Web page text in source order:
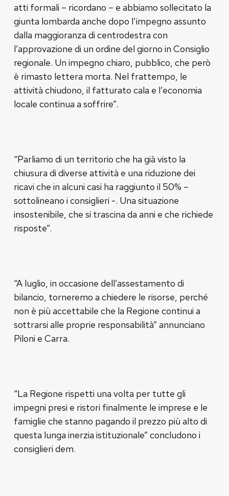
atti formali – ricordano – e abbiamo sollecitato la
giunta lombarda anche dopo l’impegno assunto
dalla maggioranza di centrodestra con
l’approvazione di un ordine del giorno in Consiglio
regionale. Un impegno chiaro, pubblico, che però
è rimasto lettera morta. Nel frattempo, le
attività chiudono, il fatturato cala e l’economia
locale continua a soffrire”.
“Parliamo di un territorio che ha già visto la
chiusura di diverse attività e una riduzione dei
ricavi che in alcuni casi ha raggiunto il 50% –
sottolineano i consiglieri -. Una situazione
insostenibile, che si trascina da anni e che richiede
risposte”.
“A luglio, in occasione dell’assestamento di
bilancio, torneremo a chiedere le risorse, perché
non è più accettabile che la Regione continui a
sottrarsi alle proprie responsabilità” annunciano
Piloni e Carra.
“La Regione rispetti una volta per tutte gli
impegni presi e ristori finalmente le imprese e le
famiglie che stanno pagando il prezzo più alto di
questa lunga inerzia istituzionale” concludono i
consiglieri dem.